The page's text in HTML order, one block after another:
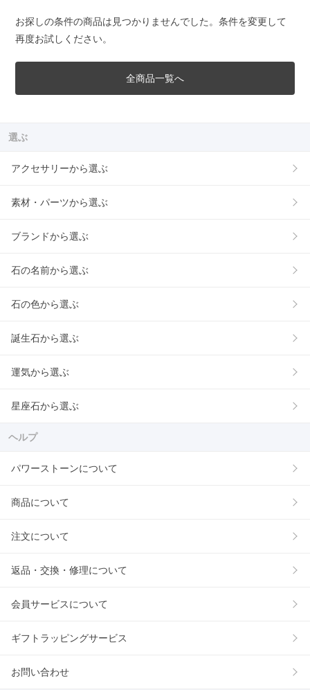
お探しの条件の商品は見つかりませんでした。条件を変更して
再度お試しください。
全商品一覧へ
選ぶ
アクセサリーから選ぶ
素材・パーツから選ぶ
ブランドから選ぶ
石の名前から選ぶ
石の色から選ぶ
誕生石から選ぶ
運気から選ぶ
星座石から選ぶ
ヘルプ
パワーストーンについて
商品について
注文について
返品・交換・修理について
会員サービスについて
ギフトラッピングサービス
お問い合わせ